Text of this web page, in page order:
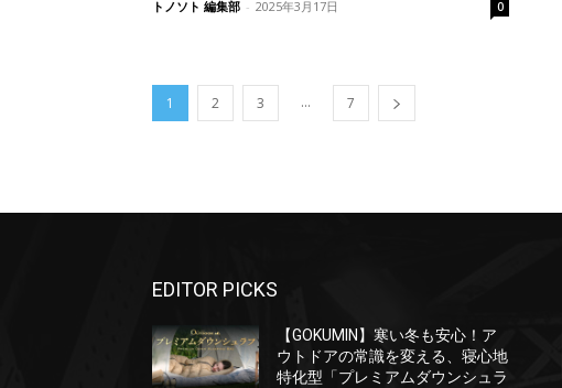
トノソト 編集部 - 2025年3月17日 0
1 2 3 ... 7
EDITOR PICKS
【GOKUMIN】寒い冬も安心！ア
ウトドアの常識を変える、寝心地
特化型「プレミアムダウンシュラ